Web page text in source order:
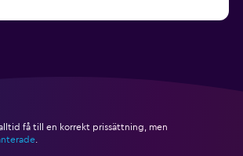
få till en korrekt prissättning, men